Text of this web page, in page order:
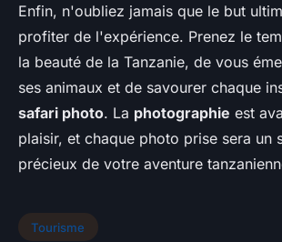
Enfin, n'oubliez jamais que le but
profiter de l'expérience. Prenez le
la beauté de la Tanzanie, de vous
ses animaux et de savourer chaque
safari photo. La photographie est
plaisir, et chaque photo prise sera un
précieux de votre aventure
Tourisme